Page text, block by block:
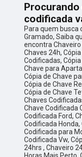
Procurando
codificada
Para quem busca
Gramado, Saiba
encontra Chaveiro
Chaves 24h,
Codificadas,
Chave para
Cópia de Chave
Cópia de Chave
Cópia de Chave
Chaves
Chave Codificada
Codificada Ford,
Codificada Honda,
Codificada para
Codificada Vw,
24hrs , Chaveiro